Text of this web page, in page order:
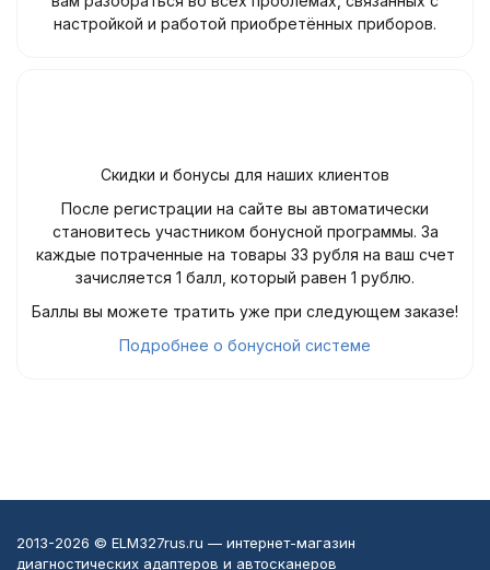
настройкой и работой приобретённых приборов.
Скидки и бонусы для наших клиентов
После регистрации на сайте вы автоматически
становитесь участником бонусной программы. За
каждые потраченные на товары 33 рубля на ваш счет
зачисляется 1 балл, который равен 1 рублю.
Баллы вы можете тратить уже при следующем заказе!
Подробнее о бонусной системе
2013-2026 © ELM327rus.ru — интернет-магазин
диагностических адаптеров и автосканеров